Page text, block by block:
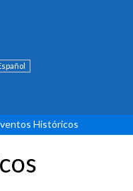
Históricos